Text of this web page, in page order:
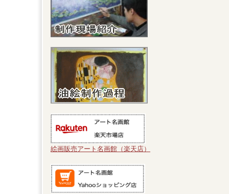
絵画販売アート名画館（楽天店）